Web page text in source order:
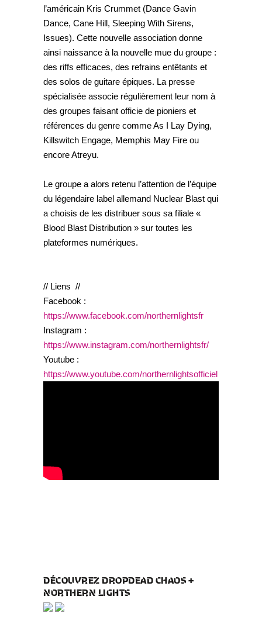
l’américain Kris Crummet (Dance Gavin
Dance, Cane Hill, Sleeping With Sirens,
Issues). Cette nouvelle association donne
ainsi naissance à la nouvelle mue du groupe :
des riffs efficaces, des refrains entêtants et
des solos de guitare épiques. La presse
spécialisée associe régulièrement leur nom à
des groupes faisant officie de pioniers et
références du genre comme As I Lay Dying,
Killswitch Engage, Memphis May Fire ou
encore Atreyu.
Le groupe a alors retenu l’attention de l’équipe
du légendaire label allemand Nuclear Blast qui
a choisis de les distribuer sous sa filiale «
Blood Blast Distribution » sur toutes les
plateformes numériques.
// Liens //
Facebook :
https://www.facebook.com/northernlightsfr
Instagram :
https://www.instagram.com/northernlightsfr/
Youtube :
https://www.youtube.com/northernlightsofficiel
DÉCOUVREZ DROPDEAD CHAOS +
NORTHERN LIGHTS